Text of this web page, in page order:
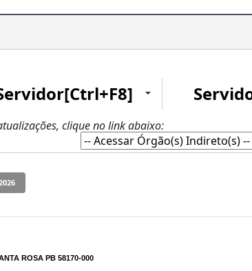
clique no link abaixo:
ROSA PB 58170-000